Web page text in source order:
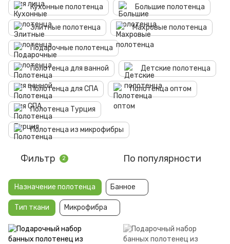
Кухонные полотенца Большие полотенца
Элитные полотенца Махровые полотенца
Подарочные полотенца
Полотенца для ванной Детские полотенца
Полотенца для СПА Полотенца оптом
Полотенца Турция
Полотенца из микрофибры
Фильтр 2 По популярности
Назначение полотенца Банное
Тип ткани Микрофибра